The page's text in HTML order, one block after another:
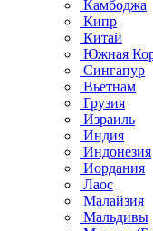
Камбоджа
Кипр
Китай
Южная
Сингапур
Вьетнам
Грузия
Израиль
Индия
Индонезия
Иордания
Лаос
Малайзия
Мальдивы